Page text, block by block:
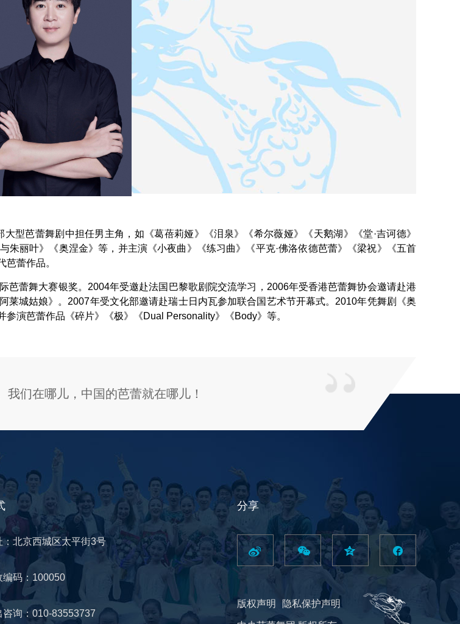
型芭蕾舞剧中担任男主角，如《葛蓓莉娅》《泪泉》《希尔薇娅》《天鹅湖》《堂·吉诃德》
朱丽叶》《奥涅金》等，并主演《小夜曲》《练习曲》《平克·佛洛依德芭蕾》《梁祝》《五首
蕾作品。
芭蕾舞大赛银奖。2004年受邀赴法国巴黎歌剧院交流学习，2006年受香港芭蕾舞协会邀请赴港
城姑娘》。2007年受文化部邀请赴瑞士日内瓦参加联合国艺术节开幕式。2010年凭舞剧《奥
演芭蕾作品《碎片》《极》《Dual Personality》《Body》等。
我们在哪儿，中国的芭蕾就在哪儿！
：北京西城区太平街3号
编码：100050
咨询：010-83553737
分享
版权声明 隐私保护声明